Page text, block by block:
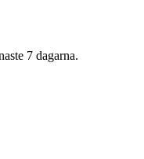
7 dagarna.